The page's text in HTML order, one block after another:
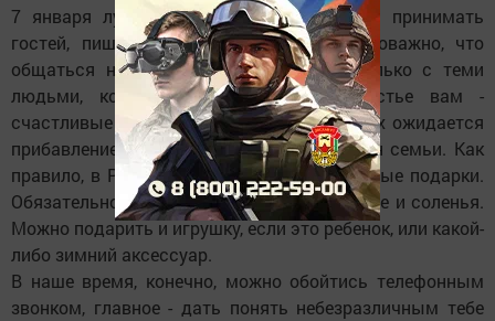
7 января лучше всего ходить в гости и принимать
гостей, пишут в издании rsute.ru. Немаловажно, что
общаться надо на Рождество лучше только с теми
людьми, которые могут принести счастье вам -
счастливые семьи, или те семьи у которых ожидается
прибавление, или уже родился новый член семьи. Как
правило, в Рождество преподносят съестные подарки.
Обязательно несут кутью, конфеты, варенье и соленья.
Можно подарить и игрушку, если это ребенок, или какой-
либо зимний аксессуар.
В наше время, конечно, можно обойтись телефонным
звонком, главное - дать понять небезразличным тебе